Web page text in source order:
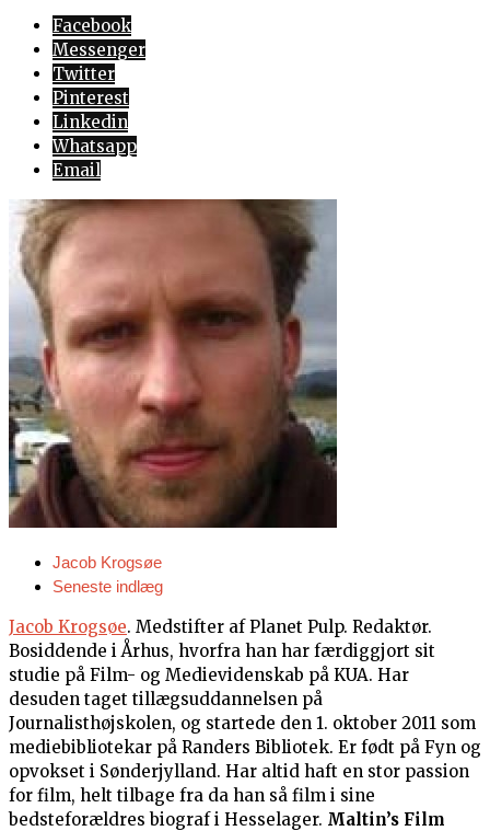
Facebook
Messenger
Twitter
Pinterest
Linkedin
Whatsapp
Email
Jacob Krogsøe
Seneste indlæg
Jacob Krogsøe. Medstifter af Planet Pulp. Redaktør.
Bosiddende i Århus, hvorfra han har færdiggjort sit
studie på Film- og Medievidenskab på KUA. Har
desuden taget tillægsuddannelsen på
Journalisthøjskolen, og startede den 1. oktober 2011 som
mediebibliotekar på Randers Bibliotek. Er født på Fyn og
opvokset i Sønderjylland. Har altid haft en stor passion
for film, helt tilbage fra da han så film i sine
bedsteforældres biograf i Hesselager. Maltin’s Film